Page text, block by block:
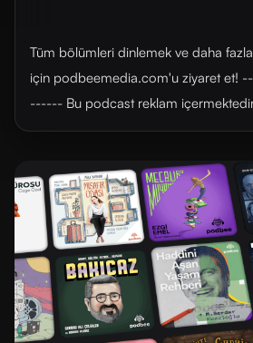
Tüm bölümleri dinlemek ve daha
için ⁠⁠⁠⁠⁠⁠podbeemedia.com⁠⁠⁠⁠⁠⁠'u ziyaret et!
------ Bu podcast reklam